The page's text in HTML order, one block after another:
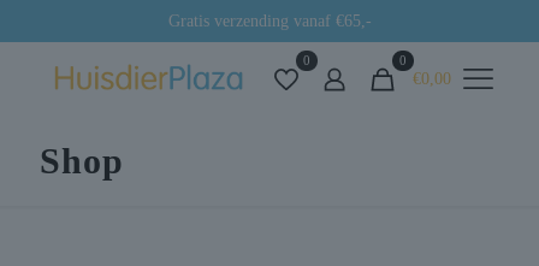
Gratis verzending vanaf €65,-
0 0
€0,00
Shop